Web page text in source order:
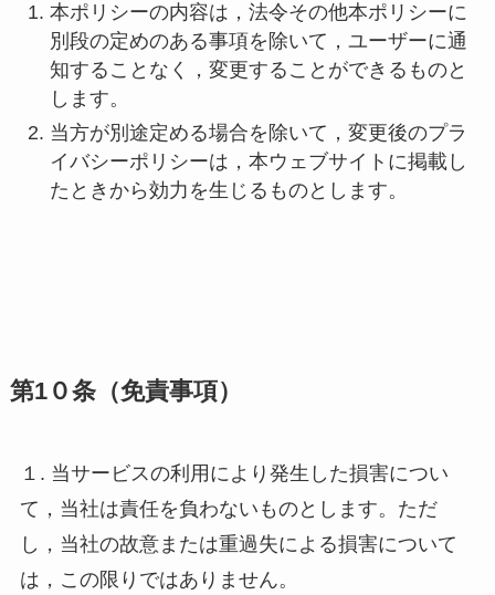
本ポリシーの内容は，法令その他本ポリシーに
別段の定めのある事項を除いて，ユーザーに通
知することなく，変更することができるものと
します。
当方が別途定める場合を除いて，変更後のプラ
イバシーポリシーは，本ウェブサイトに掲載し
たときから効力を生じるものとします。
第1０条（免責事項）
１. 当サービスの利用により発生した損害につい
て，当社は責任を負わないものとします。ただ
し，当社の故意または重過失による損害について
は，この限りではありません。